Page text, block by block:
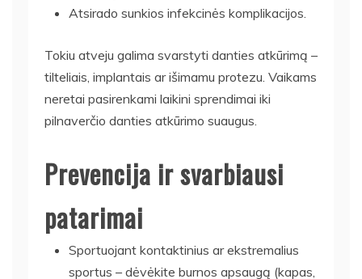
Atsirado sunkios infekcinės komplikacijos.
Tokiu atveju galima svarstyti danties atkūrimą –
tilteliais, implantais ar išimamu protezu. Vaikams
neretai pasirenkami laikini sprendimai iki
pilnaverčio danties atkūrimo suaugus.
Prevencija ir svarbiausi
patarimai
Sportuojant kontaktinius ar ekstremalius
sportus – dėvėkite burnos apsaugą (kapas,